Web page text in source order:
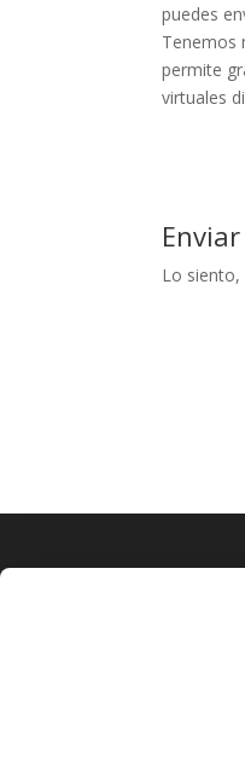
puedes
Tenemos
permite
virtuales
Lo